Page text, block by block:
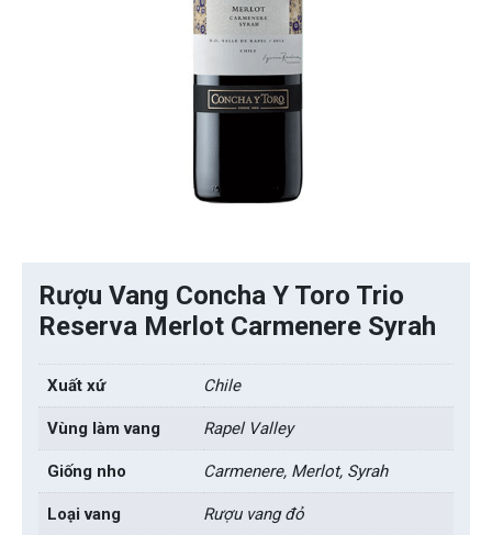
Rượu Vang Concha Y Toro Trio
Reserva Merlot Carmenere Syrah
Xuất xứ Chile
Vùng làm vang Rapel Valley
Giống nho Carmenere, Merlot, Syrah
Loại vang Rượu vang đỏ